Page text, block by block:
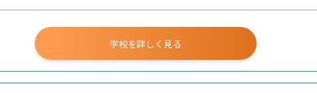
学校を詳しく見る